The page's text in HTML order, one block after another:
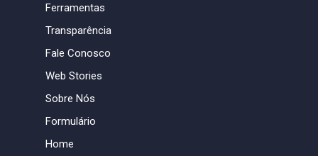
Ferramentas
Transparência
Fale Conosco
Web Stories
Sobre Nós
Formulário
Home